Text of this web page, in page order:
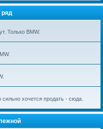
ряд
Только BMW.
хочется продать - сюда.